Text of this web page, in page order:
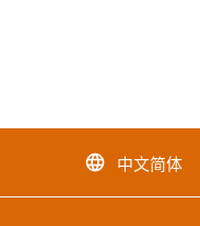
language 中文简体